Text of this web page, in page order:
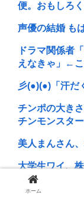
便。おもしろく
声優の結婚 も
ドラマ関係者
えなきゃ」←
彡(●)(●)「汗だ
チンポの大き
チンモンスタ
美人まんさん
大学生ワイ、
【訃報】元
ホーム